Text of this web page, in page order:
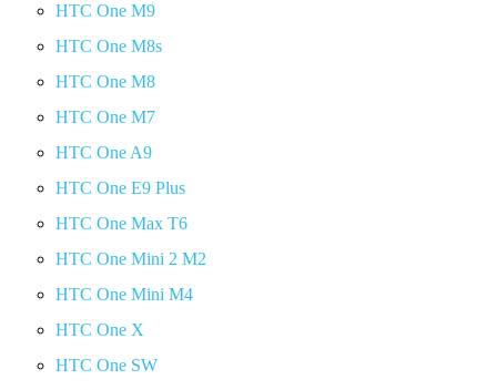
HTC One M9
HTC One M8s
HTC One M8
HTC One M7
HTC One A9
HTC One E9 Plus
HTC One Max T6
HTC One Mini 2 M2
HTC One Mini M4
HTC One X
HTC One SW